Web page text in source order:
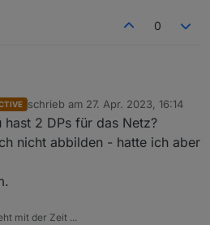
0
klasse. Auch gleich
Testen.
zu doof an.
Verbrauch berechnet?
Netz einstellen da ich 2 Werte
und Verbrauch.
schrieb am 27. Apr. 2023, 16:14
zuletzt editiert von
hast 2 DPs für das Netz?
nicht abbilden - hatte ich aber
mit der Zeit ...